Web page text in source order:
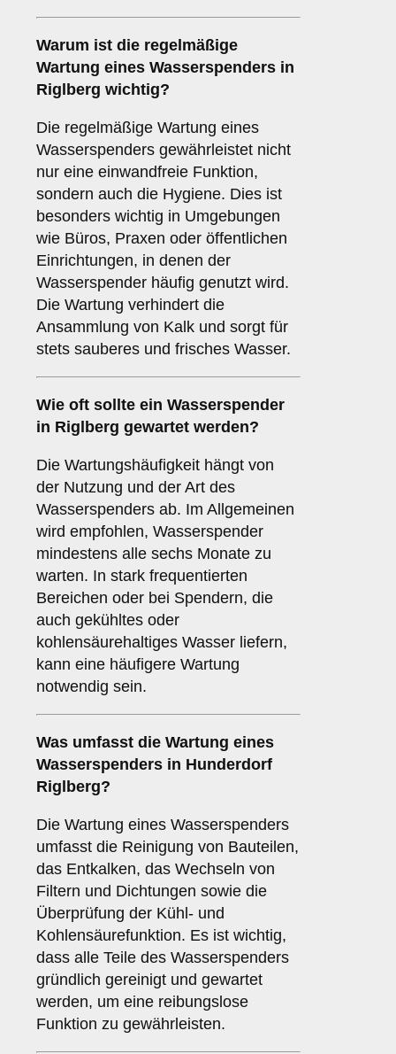
Warum ist die regelmäßige
Wartung eines Wasserspenders in
Riglberg wichtig?
Die regelmäßige Wartung eines
Wasserspenders gewährleistet nicht
nur eine einwandfreie Funktion,
sondern auch die Hygiene. Dies ist
besonders wichtig in Umgebungen
wie Büros, Praxen oder öffentlichen
Einrichtungen, in denen der
Wasserspender häufig genutzt wird.
Die Wartung verhindert die
Ansammlung von Kalk und sorgt für
stets sauberes und frisches Wasser.
Wie oft sollte ein Wasserspender
in Riglberg gewartet werden?
Die Wartungshäufigkeit hängt von
der Nutzung und der Art des
Wasserspenders ab. Im Allgemeinen
wird empfohlen, Wasserspender
mindestens alle sechs Monate zu
warten. In stark frequentierten
Bereichen oder bei Spendern, die
auch gekühltes oder
kohlensäurehaltiges Wasser liefern,
kann eine häufigere Wartung
notwendig sein.
Was umfasst die Wartung eines
Wasserspenders in Hunderdorf
Riglberg?
Die Wartung eines Wasserspenders
umfasst die Reinigung von Bauteilen,
das Entkalken, das Wechseln von
Filtern und Dichtungen sowie die
Überprüfung der Kühl- und
Kohlensäurefunktion. Es ist wichtig,
dass alle Teile des Wasserspenders
gründlich gereinigt und gewartet
werden, um eine reibungslose
Funktion zu gewährleisten.